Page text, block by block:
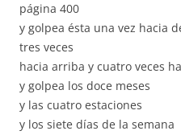
página 400
y golpea ésta una vez hacia
tres veces
hacia arriba y cuatro veces
y golpea los doce meses
y las cuatro estaciones
y los siete días de la semana